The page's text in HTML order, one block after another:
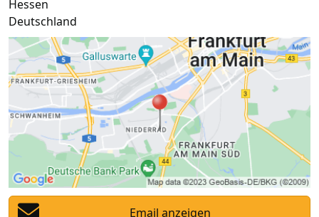
Hessen
Deutschland
Email anzeigen